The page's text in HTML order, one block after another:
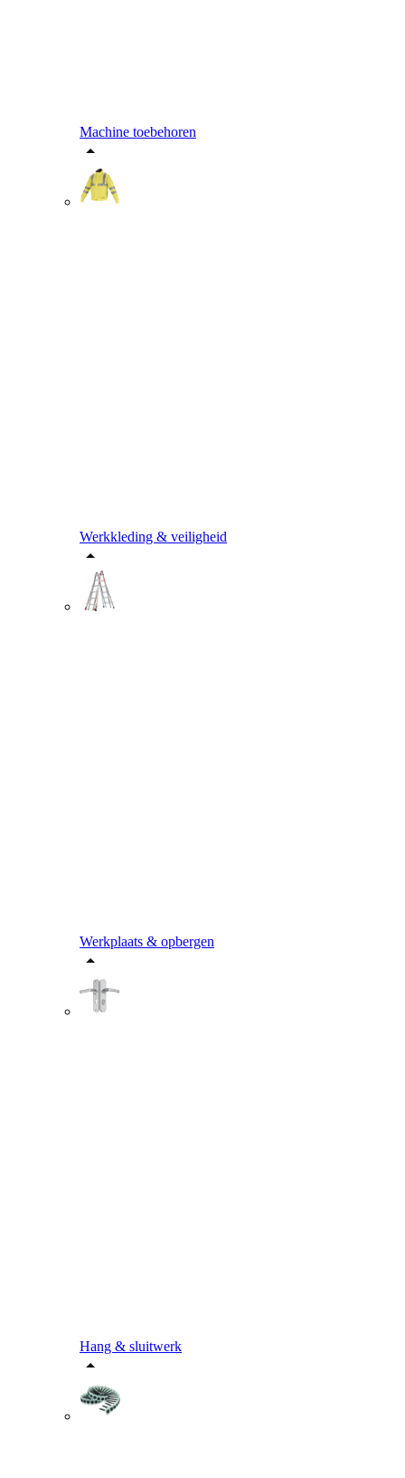
Machine toebehoren
Werkkleding & veiligheid
Werkplaats & opbergen
Hang & sluitwerk